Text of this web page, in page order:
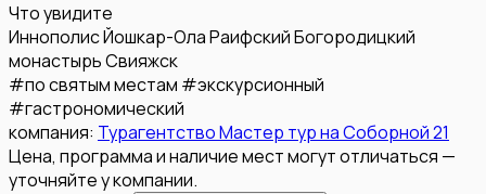
Что увидите
ИннополисЙошкар-ОлаРаифский Богородицкий
монастырьСвияжск
#по святым местам #экскурсионный
#гастрономический
компания: Турагентство Мастер тур на Соборной 21
Цена, программа и наличие мест могут отличаться —
уточняйте у компании.